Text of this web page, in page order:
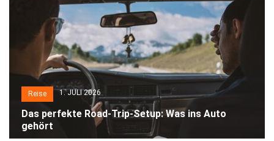
Reise 1. JULI 2026
Das perfekte Road-Trip-Setup: Was ins Auto
gehört